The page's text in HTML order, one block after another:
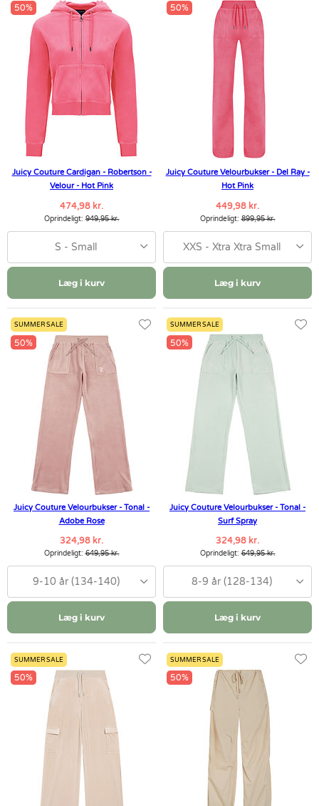
50%
Juicy Couture Cardigan - Robertson -
Velour - Hot Pink
474,98 kr.
Oprindeligt:949,95 kr.
S - Small
Læg i kurv
50%
Juicy Couture Velourbukser - Del Ray -
Hot Pink
449,98 kr.
Oprindeligt:899,95 kr.
XXS - Xtra Xtra Small
Læg i kurv
SUMMER SALE
50%
Juicy Couture Velourbukser - Tonal -
Adobe Rose
324,98 kr.
Oprindeligt:649,95 kr.
9-10 år (134-140)
Læg i kurv
SUMMER SALE
50%
Juicy Couture Velourbukser - Tonal -
Surf Spray
324,98 kr.
Oprindeligt:649,95 kr.
8-9 år (128-134)
Læg i kurv
SUMMER SALE
50%
SUMMER SALE
50%